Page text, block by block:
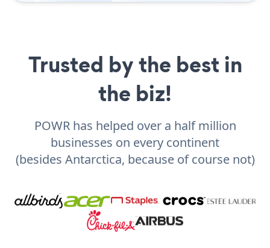
Trusted by the best in
the biz!
POWR has helped over a half million
businesses on every continent
(besides Antarctica, because of course not)